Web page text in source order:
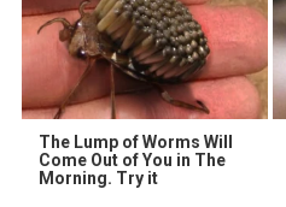
The Lump of Worms Will
Come Out of You in The
Morning. Try it